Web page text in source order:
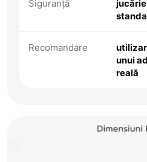
Siguranță
Recomandare
unui
reală